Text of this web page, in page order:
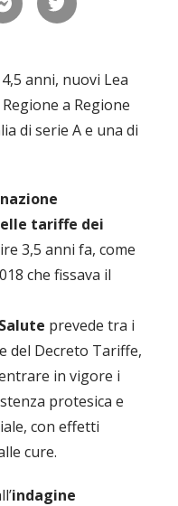
anni, nuovi Lea
a Regione
di serie A e una di
tariffe dei
3,5 anni fa, come
che fissava il
prevede tra i
del Decreto Tariffe,
in vigore i
protesica e
con effetti
cure.
indagine